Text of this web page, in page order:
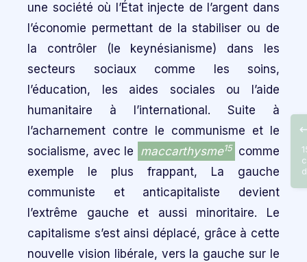
une société où l’État injecte de l’argent dans
l’économie permettant de la stabiliser ou de
la contrôler (le keynésianisme) dans les
secteurs sociaux comme les soins,
l’éducation, les aides sociales ou l’aide
humanitaire à l’international. Suite à
l’acharnement contre le communisme et le
socialisme, avec le maccarthysme15
comme
exemple le plus frappant, La gauche
communiste et anticapitaliste devient
l’extrême gauche et aussi minoritaire. Le
capitalisme s’est ainsi déplacé, grâce à cette
nouvelle vision libérale, vers la gauche sur le